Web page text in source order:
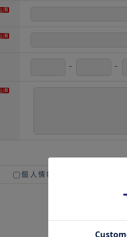
- -
個人情報保護方針に同意する